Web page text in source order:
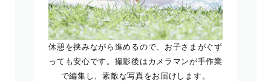
休憩を挟みながら進めるので、お子さまがぐず
っても安心です。撮影後はカメラマンが手作業
で編集し、素敵な写真をお届けします。